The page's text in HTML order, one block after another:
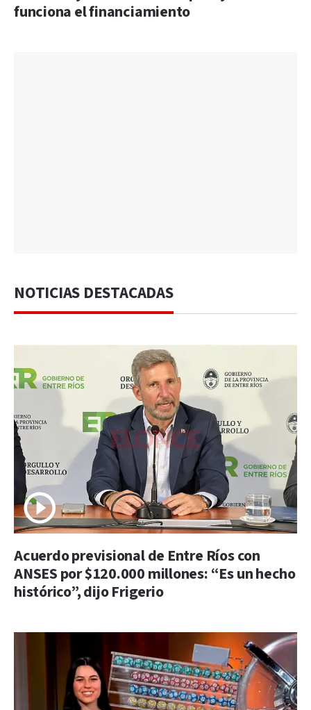
funciona el financiamiento
NOTICIAS DESTACADAS
Acuerdo previsional de Entre Ríos con
ANSES por $120.000 millones: “Es un hecho
histórico”, dijo Frigerio